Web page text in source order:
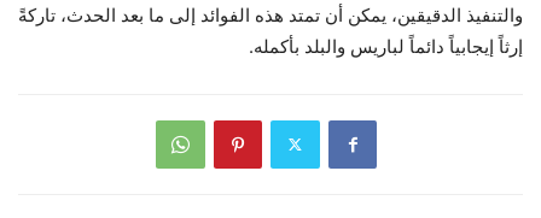
والتنفيذ الدقيقين، يمكن أن تمتد هذه الفوائد إلى ما بعد الحدث، تاركةً
إرثاً إيجابياً دائماً لباريس والبلد بأكمله.